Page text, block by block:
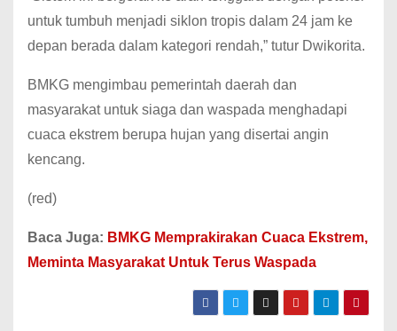
untuk tumbuh menjadi siklon tropis dalam 24 jam ke
depan berada dalam kategori rendah,” tutur Dwikorita.
BMKG mengimbau pemerintah daerah dan
masyarakat untuk siaga dan waspada menghadapi
cuaca ekstrem berupa hujan yang disertai angin
kencang.
(red)
Baca Juga: BMKG Memprakirakan Cuaca Ekstrem,
Meminta Masyarakat Untuk Terus Waspada